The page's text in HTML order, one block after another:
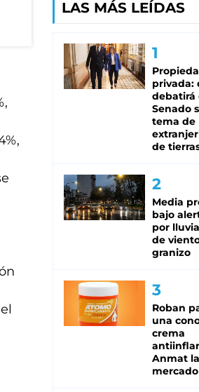
LAS MÁS LEÍDAS
privada:
debatirá
Senado
tema de
de
Media
bajo
por
de
granizo
Roban
una
crema
Anmat
mercado